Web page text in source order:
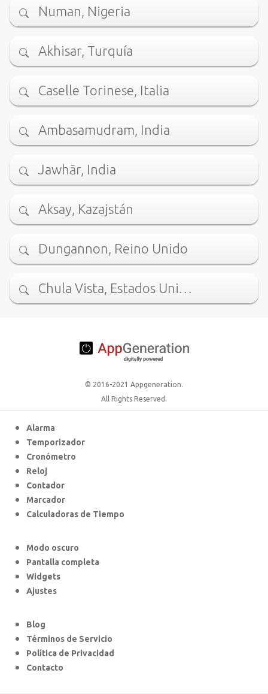
Numan, Nigeria
Akhisar, Turquía
Caselle Torinese, Italia
Ambasamudram, India
Jawhār, India
Aksay, Kazajstán
Dungannon, Reino Unido
Chula Vista, Estados Uni…
© 2016-2021 Appgeneration.
All Rights Reserved.
Alarma
Temporizador
Cronómetro
Reloj
Contador
Marcador
Calculadoras de Tiempo
Modo oscuro
Pantalla completa
Widgets
Ajustes
Blog
Términos de Servicio
Política de Privacidad
Contacto